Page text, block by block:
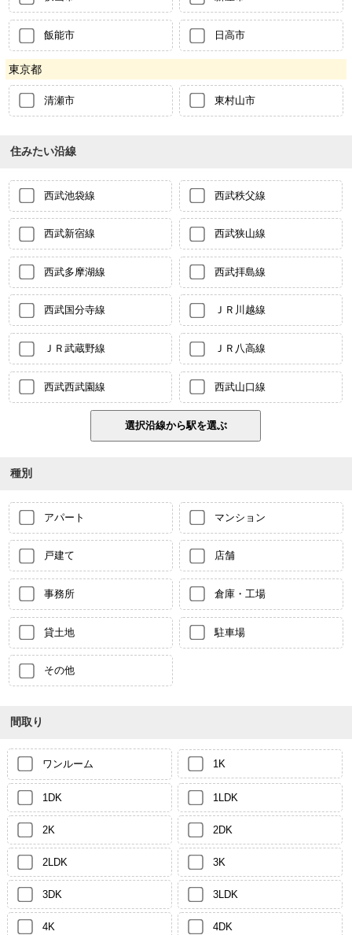
飯能市 日高市
東京都
清瀬市 東村山市
住みたい沿線
西武池袋線 西武秩父線
西武新宿線 西武狭山線
西武多摩湖線 西武拝島線
西武国分寺線 ＪＲ川越線
ＪＲ武蔵野線 ＪＲ八高線
西武西武園線 西武山口線
種別
アパート マンション
戸建て 店舗
事務所 倉庫・工場
貸土地 駐車場
その他
間取り
ワンルーム 1K
1DK 1LDK
2K 2DK
2LDK 3K
3DK 3LDK
4K 4DK